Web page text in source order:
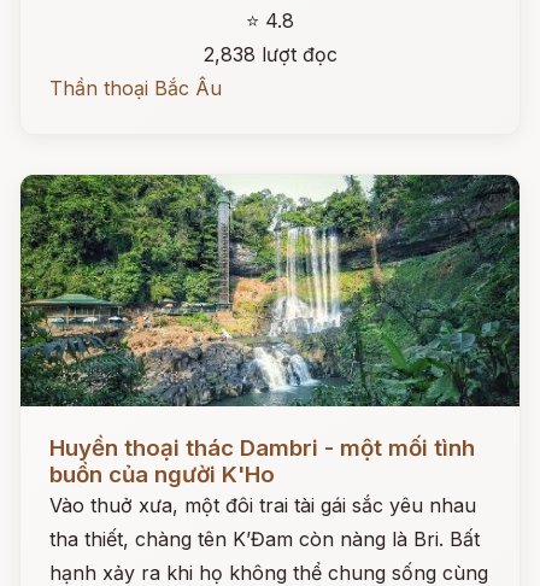
⭐ 4.8
2,838 lượt đọc
Thần thoại Bắc Âu
Đọc ngay
Huyền thoại thác Dambri - một mối tình
buồn của người K'Ho
Vào thuở xưa, một đôi trai tài gái sắc yêu nhau
tha thiết, chàng tên K’Đam còn nàng là Bri. Bất
hạnh xảy ra khi họ không thể chung sống cùng